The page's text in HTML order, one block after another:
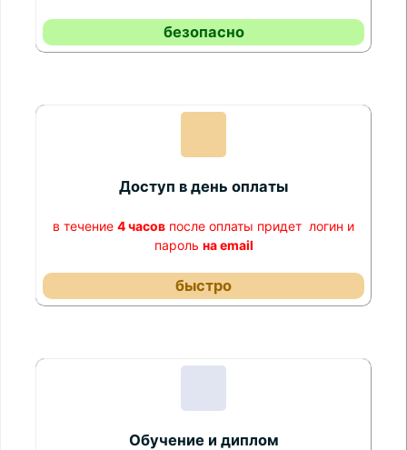
безопасно
Доступ в день оплаты
в течение 4 часов после оплаты придет логин и
пароль на email
быстро
Обучение и диплом